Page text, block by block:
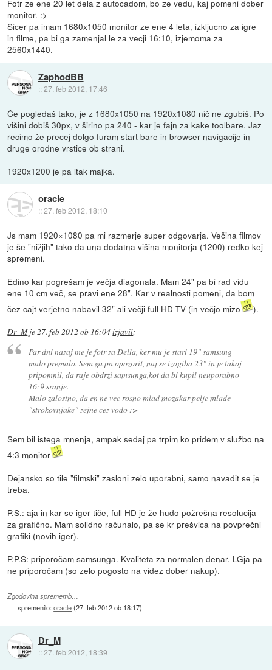
Fotr ze ene 20 let dela z autocadom, bo ze vedu, kaj pomeni dober
monitor. :>
Sicer pa imam 1680x1050 monitor ze ene 4 leta, izkljucno za igre
in filme, pa bi ga zamenjal le za vecji 16:10, izjemoma za
2560x1440.
ZaphodBB
::27. feb 2012, 17:46
Če pogledaš tako, je z 1680x1050 na 1920x1080 nič ne zgubiš. Po
višini dobiš 30px, v širino pa 240 - kar je fajn za kake toolbare. Jaz
recimo že precej dolgo furam start bare in browser navigacije in
druge orodne vrstice ob strani.
1920x1200 je pa itak majka.
oracle
::27. feb 2012, 18:10
Js mam 1920×1080 pa mi razmerje super odgovarja. Večina filmov
je še "nižjih" tako da una dodatna višina monitorja (1200) redko kej
spremeni.
Edino kar pogrešam je večja diagonala. Mam 24" pa bi rad vidu
ene 10 cm več, se pravi ene 28". Kar v realnosti pomeni, da bom
čez cajt verjetno nabavil 32" ali večji full HD TV (in večjo mizo
).
Dr_Mje27. feb 2012 ob 16:04izjavil:
Par dni nazaj me je fotr za Della, ker mu je stari 19" samsung
malo premalo. Sem ga pa opozorit, naj se izogiba 23" in je takoj
pripomnil, da raje obdrzi samsunga,kot da bi kupil neuporabno
16:9 sranje.
Malo zalostno, da en ne vec rosno mlad mozakar pelje mlade
"strokovnjake" zejne cez vodo :>
Sem bil istega mnenja, ampak sedaj pa trpim ko pridem v službo na
4:3 monitor
Dejansko so tile "filmski" zasloni zelo uporabni, samo navadit se je
treba.
P.S.: aja in kar se iger tiče, full HD je že hudo požrešna resolucija
za grafično. Mam solidno računalo, pa se kr prešvica na povprečni
grafiki (novih iger).
P.P.S: priporočam samsunga. Kvaliteta za normalen denar. LGja pa
ne priporočam (so zelo pogosto na videz dober nakup).
Zgodovina sprememb…
spremenilo:oracle(27. feb 2012 ob 18:17)
Dr_M
::27. feb 2012, 18:39